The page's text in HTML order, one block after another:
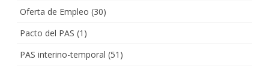
Oferta de Empleo (30)
Pacto del PAS (1)
PAS interino-temporal (51)